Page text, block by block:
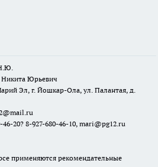
Никита Юрьевич
Эл, г. Йошкар-Ола, ул. Палантая, д.
20? 8-927-680-46-10, mari@pg12.ru
применяются рекомендательные